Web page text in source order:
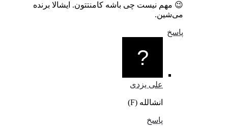
😉 مهم نیست چی باشه کامنتتون. ایشالا برنده
می‌شین.
علی یزدی
انشالله (F)